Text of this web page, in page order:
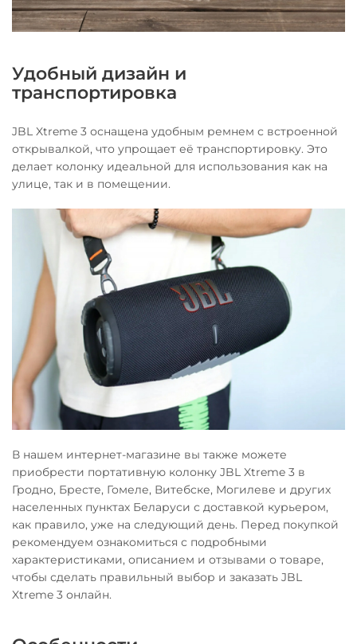
Удобный дизайн и
транспортировка
JBL Xtreme 3 оснащена удобным ремнем с встроенной
открывалкой, что упрощает её транспортировку. Это
делает колонку идеальной для использования как на
улице, так и в помещении.
В нашем интернет-магазине вы также можете
приобрести портативную колонку JBL Xtreme 3 в
Гродно, Бресте, Гомеле, Витебске, Могилеве и других
населенных пунктах Беларуси с доставкой курьером,
как правило, уже на следующий день. Перед покупкой
рекомендуем ознакомиться с подробными
характеристиками, описанием и отзывами о товаре,
чтобы сделать правильный выбор и заказать JBL
Xtreme 3 онлайн.